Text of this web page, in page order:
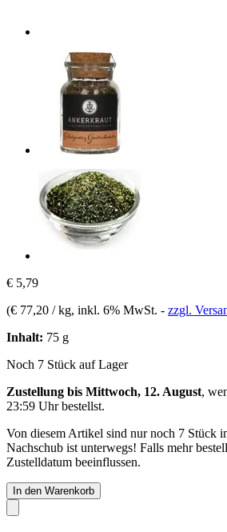
€ 5,79
(€ 77,20 / kg, inkl. 6% MwSt. - zzgl.
Inhalt: 75 g
Noch 7 Stück auf Lager
Zustellung bis Mittwoch, 12. August,
23:59 Uhrbestellst.
Von diesem Artikel sind nur noch 7 Stück
Nachschub ist unterwegs! Falls mehr
Zustelldatum beeinflussen.
In den Warenkorb